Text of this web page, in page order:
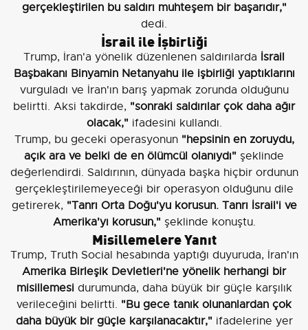
gerçekleştirilen bu saldırı muhteşem bir başarıdır,"
dedi.
İsrail ile İşbirliği
Trump, İran'a yönelik düzenlenen saldırılarda İsrail
Başbakanı Binyamin Netanyahu ile işbirliği yaptıklarını
vurguladı ve İran'ın barış yapmak zorunda olduğunu
belirtti. Aksi takdirde, "sonraki saldırılar çok daha ağır
olacak,"ifadesini kullandı.
Trump, bu geceki operasyonun "hepsinin en zoruydu,
açık ara ve belki de en ölümcül olanıydı" şeklinde
değerlendirdi. Saldırının, dünyada başka hiçbir ordunun
gerçekleştirilemeyeceği bir operasyon olduğunu dile
getirerek, "Tanrı Orta Doğu'yu korusun. Tanrı İsrail'i ve
Amerika'yı korusun,"şeklinde konuştu.
Misillemelere Yanıt
Trump, Truth Social hesabında yaptığı duyuruda, İran'ın
Amerika Birleşik Devletleri'ne yönelik herhangi bir
misillemesidurumunda, daha büyük bir güçle karşılık
verileceğini belirtti. "Bu gece tanık olunanlardan çok
daha büyük bir güçle karşılanacaktır,"ifadelerine yer